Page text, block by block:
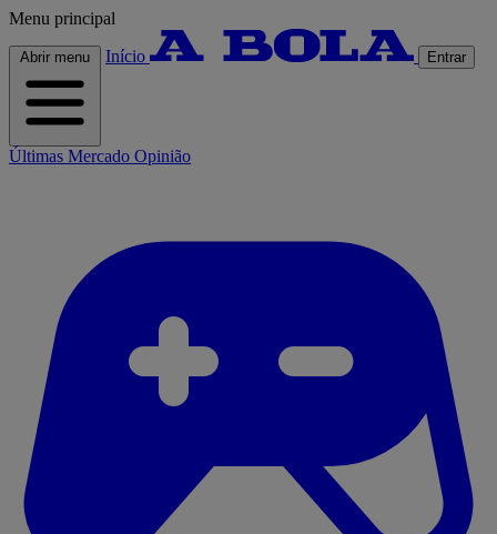
Menu principal
Abrir menu Início Entrar
Últimas Mercado Opinião